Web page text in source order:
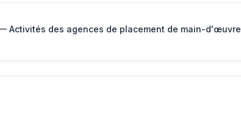
Activités des agences de placement de main-d'œuvre